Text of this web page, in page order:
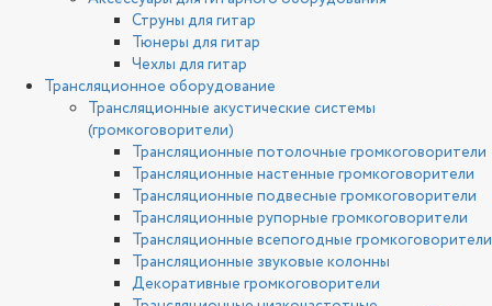
Струны для гитар
Тюнеры для гитар
Чехлы для гитар
Трансляционное оборудование
Трансляционные акустические системы
(громкоговорители)
Трансляционные потолочные громкоговорители
Трансляционные настенные громкоговорители
Трансляционные подвесные громкоговорители
Трансляционные рупорные громкоговорители
Трансляционные всепогодные громкоговорители
Трансляционные звуковые колонны
Декоративные громкоговорители